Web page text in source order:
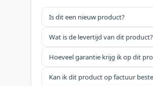
Is dit een nieuw product?
Wat is de levertijd van dit product?
Hoeveel garantie krijg ik op dit
Kan ik dit product op factuur